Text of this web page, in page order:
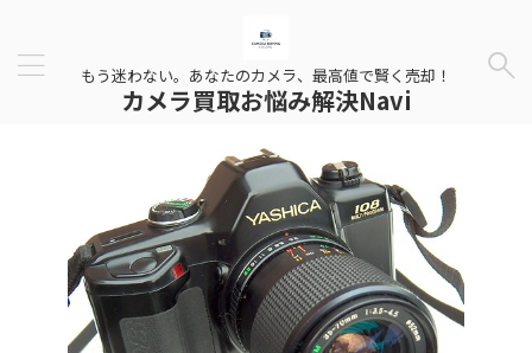
もう迷わない。あなたのカメラ、最高値で賢く売却！
カメラ買取お悩み解決Navi